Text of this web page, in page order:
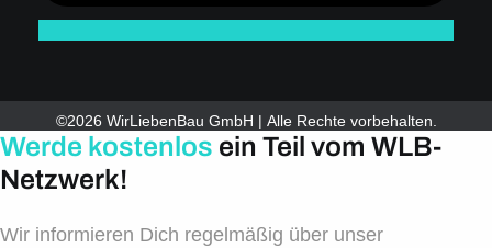
©2026 WirLiebenBau GmbH | Alle Rechte vorbehalten.
Werde kostenlos ein Teil vom WLB-
Netzwerk!
Wir informieren Dich regelmäßig über unser